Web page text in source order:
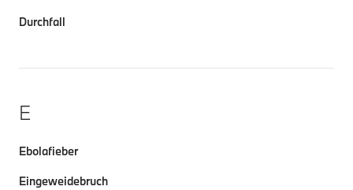
Durchfall
E
Ebolafieber
Eingeweidebruch